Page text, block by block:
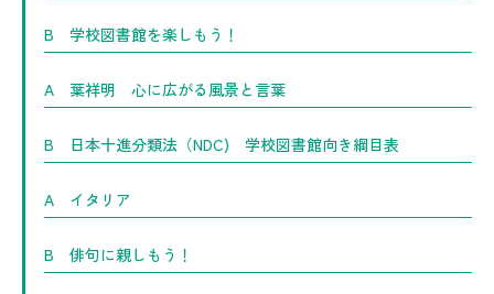
B 学校図書館を楽しもう！
A 葉祥明 心に広がる風景と言葉
B 日本十進分類法（NDC) 学校図書館向き綱目表
A イタリア
B 俳句に親しもう！